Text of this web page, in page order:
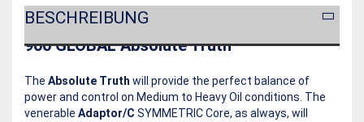
BESCHREIBUNG
900 GLOBAL Absolute Truth
The Absolute Truth will provide the perfect balance of
power and control on Medium to Heavy Oil conditions. The
venerable Adaptor/C SYMMETRIC Core, as always, will